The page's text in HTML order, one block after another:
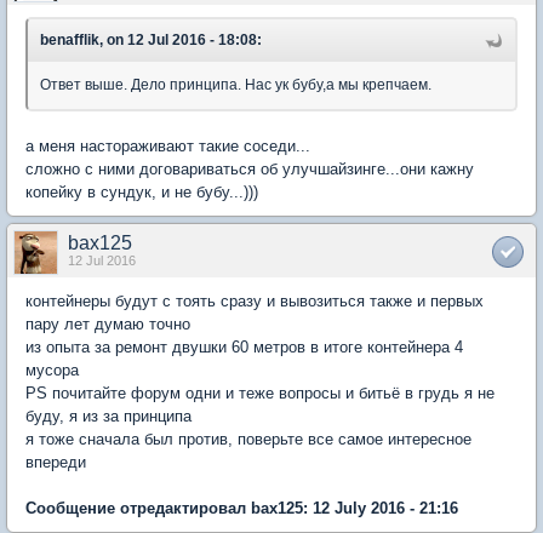
benafflik, on 12 Jul 2016 - 18:08:
Ответ выше. Дело принципа. Нас ук бубу,а мы крепчаем.
а меня настораживают такие соседи...
сложно с ними договариваться об улучшайзинге...они кажну
копейку в сундук, и не бубу...)))
bax125
12 Jul 2016
контейнеры будут с тоять сразу и вывозиться также и первых
пару лет думаю точно
из опыта за ремонт двушки 60 метров в итоге контейнера 4
мусора
PS почитайте форум одни и теже вопросы и битьё в грудь я не
буду, я из за принципа
я тоже сначала был против, поверьте все самое интересное
впереди
Сообщение отредактировал bax125: 12 July 2016 - 21:16